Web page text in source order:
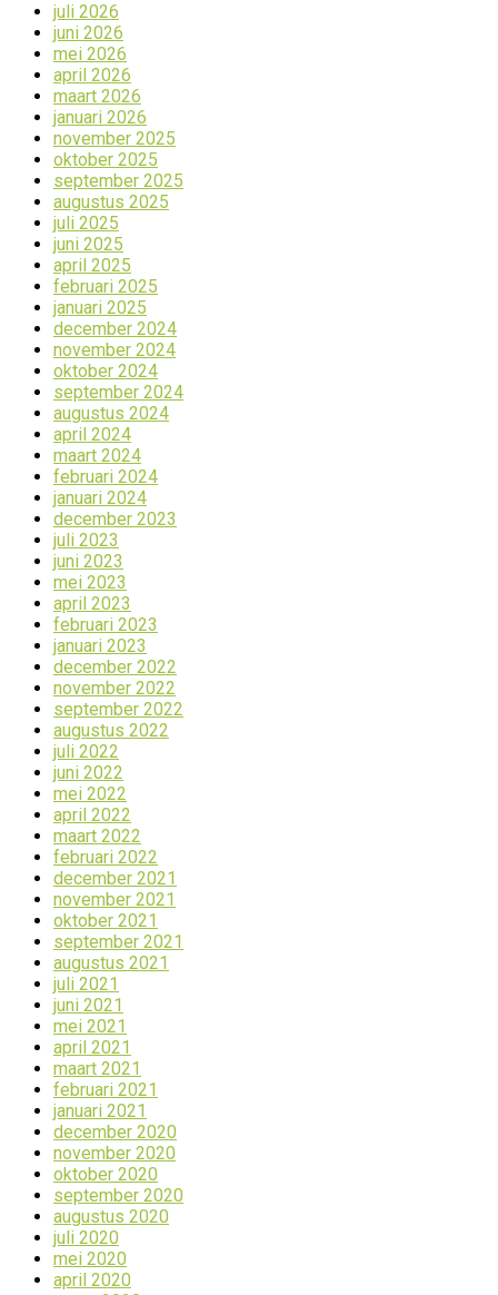
juli 2026
juni 2026
mei 2026
april 2026
maart 2026
januari 2026
november 2025
oktober 2025
september 2025
augustus 2025
juli 2025
juni 2025
april 2025
februari 2025
januari 2025
december 2024
november 2024
oktober 2024
september 2024
augustus 2024
april 2024
maart 2024
februari 2024
januari 2024
december 2023
juli 2023
juni 2023
mei 2023
april 2023
februari 2023
januari 2023
december 2022
november 2022
september 2022
augustus 2022
juli 2022
juni 2022
mei 2022
april 2022
maart 2022
februari 2022
december 2021
november 2021
oktober 2021
september 2021
augustus 2021
juli 2021
juni 2021
mei 2021
april 2021
maart 2021
februari 2021
januari 2021
december 2020
november 2020
oktober 2020
september 2020
augustus 2020
juli 2020
mei 2020
april 2020